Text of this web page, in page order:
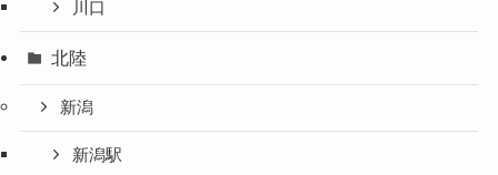
川口
北陸
新潟
新潟駅